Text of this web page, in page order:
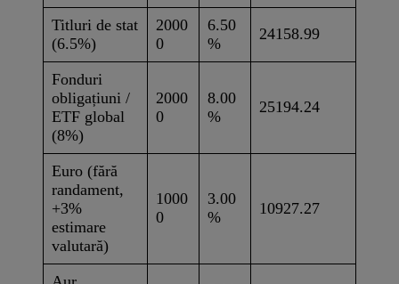
Titluri de stat
(6.5%)
2000
0
6.50
%
24158.99
Fonduri
obligațiuni /
ETF global
(8%)
2000
0
8.00
%
25194.24
Euro (fără
randament,
+3%
estimare
valutară)
1000
0
3.00
%
10927.27